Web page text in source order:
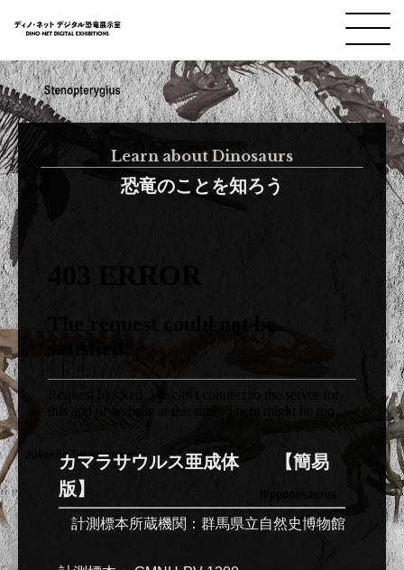
Learn about Dinosaurs
恐竜のことを知ろう
カマラサウルス亜成体 【簡易
版】
計測標本所蔵機関：群馬県立自然史博物館